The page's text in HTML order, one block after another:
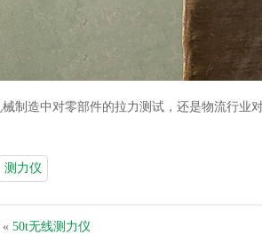
制造中对零部件的拉力测试，还是物流行业
测力仪
« 50t无线测力仪